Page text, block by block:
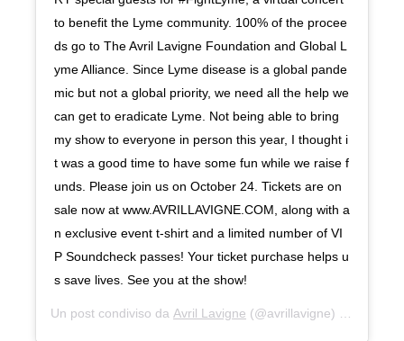
to benefit the Lyme community. 100% of the procee
ds go to The Avril Lavigne Foundation and Global L
yme Alliance. Since Lyme disease is a global pande
mic but not a global priority, we need all the help we
can get to eradicate Lyme. Not being able to bring
my show to everyone in person this year, I thought i
t was a good time to have some fun while we raise f
unds. Please join us on October 24. Tickets are on
sale now at www.AVRILLAVIGNE.COM, along with a
n exclusive event t-shirt and a limited number of VI
P Soundcheck passes! Your ticket purchase helps u
s save lives. See you at the show!
Un post condiviso da Avril Lavigne (@avrillavigne) in data: